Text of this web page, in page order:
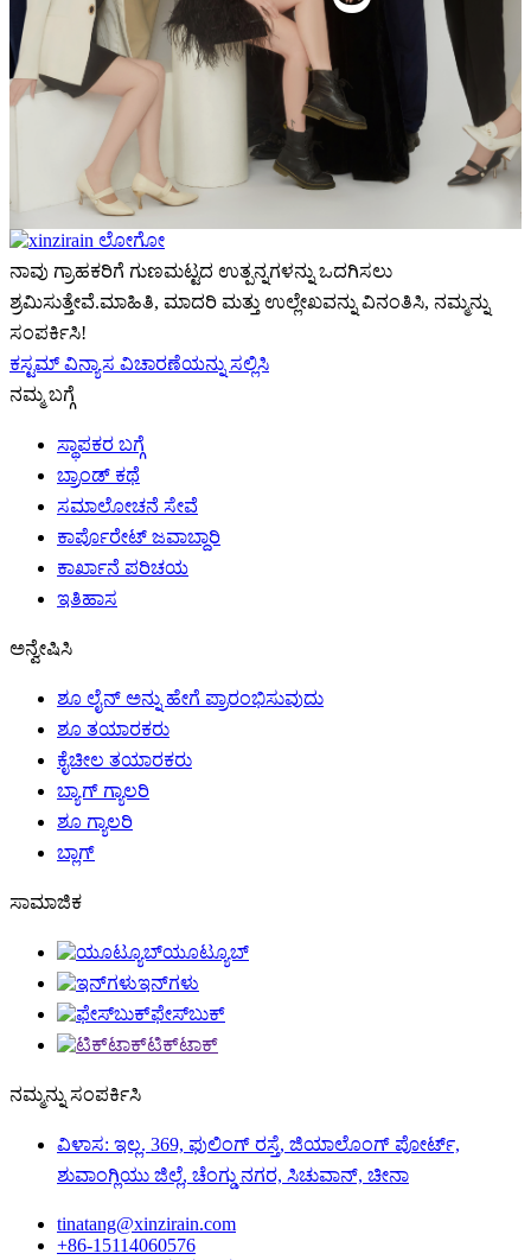
ನಾವು ಗ್ರಾಹಕರಿಗೆ ಗುಣಮಟ್ಟದ ಉತ್ಪನ್ನಗಳನ್ನು ಒದಗಿಸಲು
ಶ್ರಮಿಸುತ್ತೇವೆ.ಮಾಹಿತಿ, ಮಾದರಿ ಮತ್ತು ಉಲ್ಲೇಖವನ್ನು ವಿನಂತಿಸಿ, ನಮ್ಮನ್ನು
ಸಂಪರ್ಕಿಸಿ!
ಕಸ್ಟಮ್ ವಿನ್ಯಾಸ ವಿಚಾರಣೆಯನ್ನು ಸಲ್ಲಿಸಿ
ನಮ್ಮ ಬಗ್ಗೆ
ಸ್ಥಾಪಕರ ಬಗ್ಗೆ
ಬ್ರಾಂಡ್ ಕಥೆ
ಸಮಾಲೋಚನೆ ಸೇವೆ
ಕಾರ್ಪೊರೇಟ್ ಜವಾಬ್ದಾರಿ
ಕಾರ್ಖಾನೆ ಪರಿಚಯ
ಇತಿಹಾಸ
ಅನ್ವೇಷಿಸಿ
ಶೂ ಲೈನ್ ಅನ್ನು ಹೇಗೆ ಪ್ರಾರಂಭಿಸುವುದು
ಶೂ ತಯಾರಕರು
ಕೈಚೀಲ ತಯಾರಕರು
ಬ್ಯಾಗ್ ಗ್ಯಾಲರಿ
ಶೂ ಗ್ಯಾಲರಿ
ಬ್ಲಾಗ್
ಸಾಮಾಜಿಕ
ಯೂಟ್ಯೂಬ್
ಇನ್‌ಗಳು
ಫೇಸ್‌ಬುಕ್
ಟಿಕ್‌ಟಾಕ್
ನಮ್ಮನ್ನು ಸಂಪರ್ಕಿಸಿ
ವಿಳಾಸ: ಇಲ್ಲ. 369, ಫುಲಿಂಗ್ ರಸ್ತೆ, ಜಿಯಾಲೊಂಗ್ ಪೋರ್ಟ್,
ಶುವಾಂಗ್ಲಿಯು ಜಿಲ್ಲೆ, ಚೆಂಗ್ಡು ನಗರ, ಸಿಚುವಾನ್, ಚೀನಾ
tinatang@xinzirain.com
+86-15114060576